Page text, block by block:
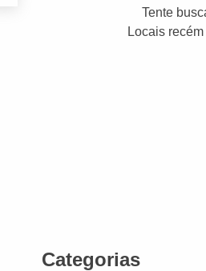
Tente
Locais
Categorias